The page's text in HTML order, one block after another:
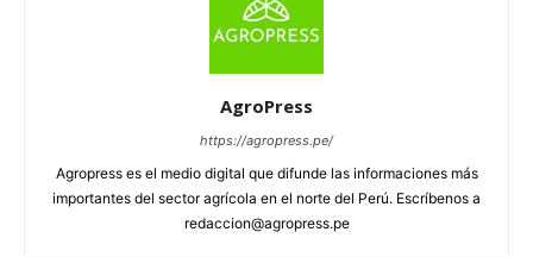
AgroPress
https://agropress.pe/
Agropress es el medio digital que difunde las informaciones más
importantes del sector agrícola en el norte del Perú. Escríbenos a
redaccion@agropress.pe